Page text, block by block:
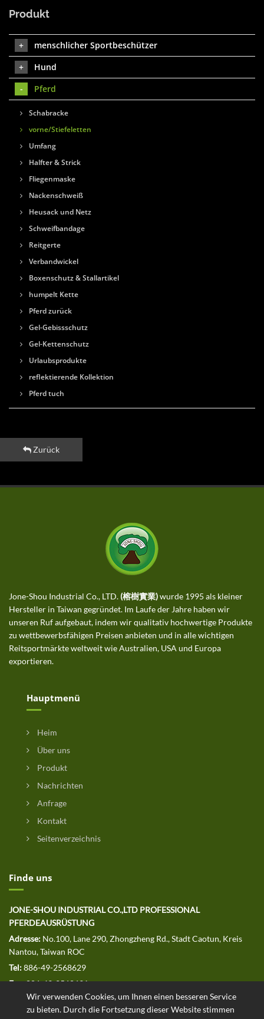
Produkt
menschlicher Sportbeschützer
Hund
Pferd
Schabracke
vorne/Stiefeletten
Umfang
Halfter & Strick
Fliegenmaske
Nackenschweiß
Heusack und Netz
Schweifbandage
Reitgerte
Verbandwickel
Boxenschutz & Stallartikel
humpelt Kette
Pferd zurück
Gel-Gebissschutz
Gel-Kettenschutz
Urlaubsprodukte
reflektierende Kollektion
Pferd tuch
Zurück
Wir verwenden Cookies, um Ihnen einen besseren Service
zu bieten. Durch die Fortsetzung dieser Website stimmen
Jone-Shou Industrial Co., LTD. (榕樹實業)wurde 1995 als kleiner
Hersteller in Taiwan gegründet. Im Laufe der Jahre haben wir
unseren Ruf aufgebaut, indem wir qualitativ hochwertige Produkte
zu wettbewerbsfähigen Preisen anbieten und in alle wichtigen
Reitsportmärkte weltweit wie Australien, USA und Europa
exportieren.
Hauptmenü
Heim
Über uns
Produkt
Nachrichten
Anfrage
Kontakt
Seitenverzeichnis
Finde uns
JONE-SHOU INDUSTRIAL CO.,LTD PROFESSIONAL
PFERDEAUSRÜSTUNG
Adresse: No.100, Lane 290, Zhongzheng Rd., Stadt Caotun, Kreis
Nantou, Taiwan ROC
Tel:886-49-2568629
Fax:886-49-2568691
E-MAIL: jssales@jone-shou.com